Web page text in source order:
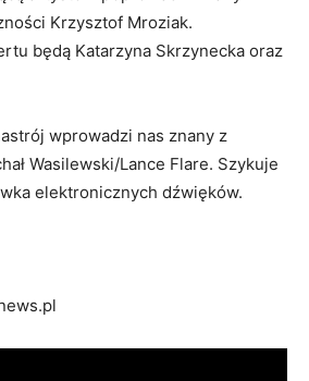
Krzysztof Mroziak.
będą Katarzyna Skrzynecka oraz
wprowadzi nas znany z
Wasilewski/Lance Flare. Szykuje
elektronicznych dźwięków.